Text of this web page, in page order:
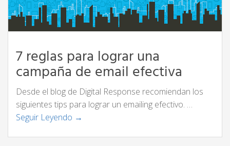
7 reglas para lograr una
campaña de email efectiva
Desde el blog de Digital Response recomiendan los
siguientes tips para lograr un emailing efectivo. …
Seguir Leyendo →